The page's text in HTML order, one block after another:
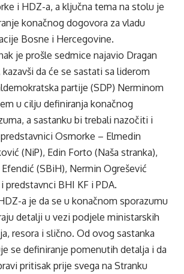
i HDZ-a, a ključna tema na stolu je
konačnog dogovora za vladu
Bosne i Hercegovine.
je prošle sedmice najavio Dragan
kazavši da će se sastati sa liderom
partije (SDP) Nerminom
u cilju definiranja konačnog
a sastanku bi trebali nazočiti i
Osmorke – Elmedin
(NiP), Edin Forto (Naša stranka),
(SBiH), Nermin Ogrešević
predstavnci BHI KF i PDA.
a je da se u konačnom sporazumu
detalji u vezi podjele ministarskih
resora i slično. Od ovog sastanka
se definiranje pomenutih detalja i da
pritisak prije svega na Stranku